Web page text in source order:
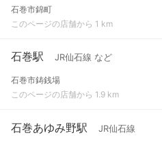
石巻市錦町
このページの店舗から 1 km
石巻駅 JR仙石線 など
石巻市鋳銭場
このページの店舗から 1.9 km
石巻あゆみ野駅 JR仙石線